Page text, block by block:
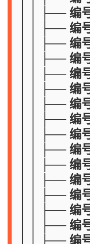
│ │ ├── 编
│ │ ├── 编
│ │ ├── 编
│ │ ├── 编
│ │ ├── 编
│ │ ├── 编
│ │ ├── 编
│ │ ├── 编
│ │ ├── 编
│ │ ├── 编
│ │ ├── 编
│ │ ├── 编
│ │ ├── 编
│ │ ├── 编
│ │ ├── 编
│ │ ├── 编